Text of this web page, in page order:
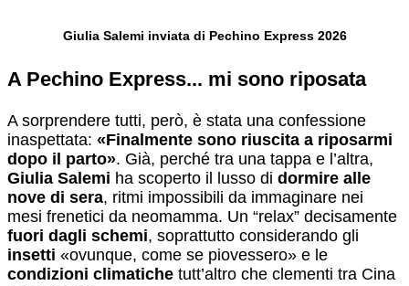
Giulia Salemi inviata di Pechino Express 2026
A Pechino Express... mi sono riposata
A sorprendere tutti, però, è stata una confessione
inaspettata: «Finalmente sono riuscita a riposarmi
dopo il parto». Già, perché tra una tappa e l’altra,
Giulia Salemi ha scoperto il lusso di dormire alle
nove di sera, ritmi impossibili da immaginare nei
mesi frenetici da neomamma. Un “relax” decisamente
fuori dagli schemi, soprattutto considerando gli
insetti «ovunque, come se piovessero» e le
condizioni climatiche tutt’altro che clementi tra Cina